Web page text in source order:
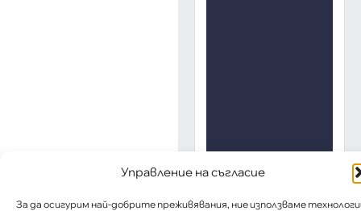
Управление на съгласие
За да осигурим най-добрите преживявания, ние използваме